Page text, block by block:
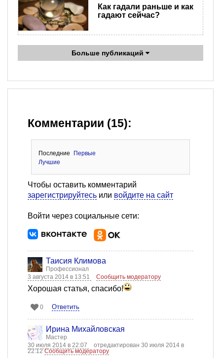
Как гадали раньше и как
гадают сейчас?
Больше публикаций
Комментарии (15):
Последние
Первые
Лучшие
Чтобы оставить комментарий
зарегистрируйтесь или войдите на сайт
Войти через социальные сети:
Таисия Климова
Профессионал
3 августа 2014 в 13:51
Сообщить модератору
Хорошая статья, спасибо!
0 Ответить
Ирина Михайловская
Мастер
30 июля 2014 в 22:07
отредактирован 30 июля 2014 в
22:12Сообщить модератору